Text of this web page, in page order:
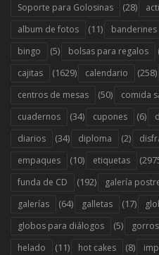
Soporte para Golosinas (28)
album de fotos (11) banderines
bingo (5) bolsas para regalos
cajitas (1629) calendario (258)
centros de mesas (50) comida
cuadernos (34) cupones (6)
diarios (34) diploma (2)
empaques (10) etiquetas
funda de CD (192) galería
galerías (64) galletas (17)
globos para diálogos (5) gorros
helado (11) hot cakes (8)